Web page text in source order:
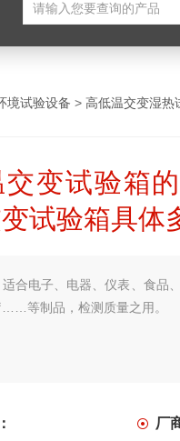
境试验设备 > 高低温交变湿热
交变试验箱
试验箱具体
适合电子、电器、仪表、食品
等制品，检测质量之用。
厂